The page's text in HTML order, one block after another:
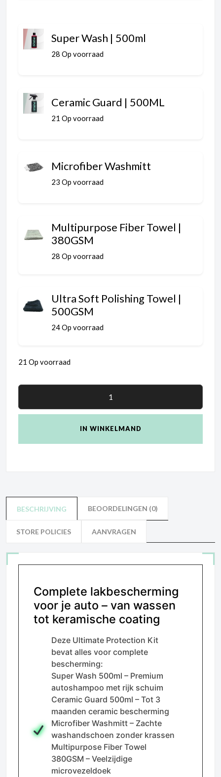
Super Wash | 500ml
28 Op voorraad
Ceramic Guard | 500ML
21 Op voorraad
Microfiber Washmitt
23 Op voorraad
Multipurpose Fiber Towel |
380GSM
28 Op voorraad
Ultra Soft Polishing Towel |
500GSM
24 Op voorraad
21 Op voorraad
IN WINKELMAND
BESCHRIJVING BEOORDELINGEN (0)
STORE POLICIES AANVRAGEN
Complete lakbescherming
voor je auto – van wassen
tot keramische coating
Deze Ultimate Protection Kit
bevat alles voor complete
bescherming:
Super Wash 500ml – Premium
autoshampoo met rijk schuim
Ceramic Guard 500ml – Tot 3
maanden ceramic bescherming
Microfiber Washmitt – Zachte
washandschoen zonder krassen
Multipurpose Fiber Towel
380GSM – Veelzijdige
microvezeldoek